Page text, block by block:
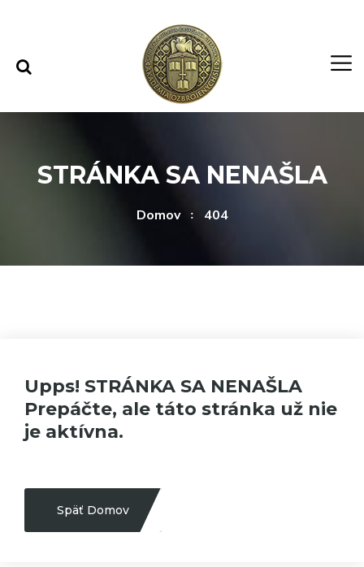
STRÁNKA SA NENAŠLA
Domov 404
Upps! STRÁNKA SA NENAŠLA
Prepáčte, ale táto stránka už nie
je aktívna.
Späť Domov